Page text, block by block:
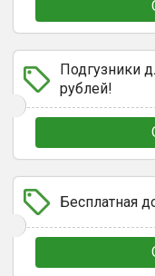
Подгузники
рублей!
Бесплатная